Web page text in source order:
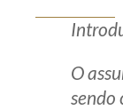
O
sendo